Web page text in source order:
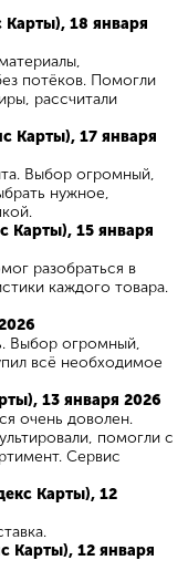
Карты), 18 января
потёков. Помогли
рассчитали
Карты), 17 января
Выбор огромный,
нужное,
Карты), 15 января
разобраться в
каждого товара.
Выбор огромный,
всё необходимое
13 января 2026
очень доволен.
помогли с
Сервис
Карты), 12
Карты), 12 января